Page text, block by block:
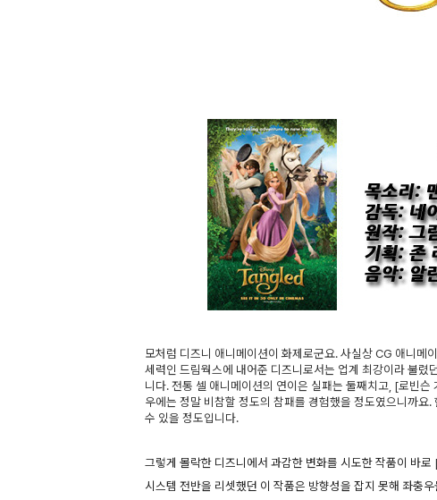
모처럼 디즈니 애니메이션이 화제로군요. 사실상 CG 애니메
세력인 드림웍스에 내어준 디즈니로서는 업계 최강이라 불
니다. 전통 셀 애니메이션의 연이은 실패는 둘째치고, [로빈
우에는 정말 비참할 정도의 참패를 경험했을 정도였으니까
수 있을 정도입니다.
그렇게 몰락한 디즈니에서 과감한 변화를 시도한 작품이 바
시스템 전반을 리셋했던 이 작품은 방향성을 잡지 못해 좌충